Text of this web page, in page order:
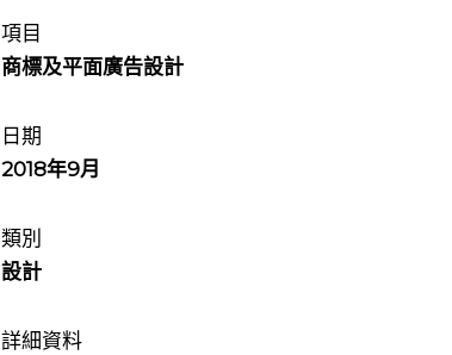
項目
商標及平面廣告設計
日期
2018年9月
類別
設計
詳細資料